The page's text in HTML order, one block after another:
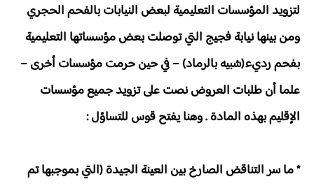
لتزويد المؤسسات التعليمية لبعض النيابات بالفحم الحجري
ومن بينها نيابة فجيج التي توصلت بعض مؤسساتها التعليمية
بفحم رديء(شبيه بالرماد) – في حين حرمت مؤسسات أخرى –
علما أن طلبات العروض نصت على تزويد جميع مؤسسات
الإقليم بهذه المادة . وهنا يفتح قوس للتساؤل :
* ما سر التناقض الصارخ بين العينة الجيدة (التي بموجبها تم